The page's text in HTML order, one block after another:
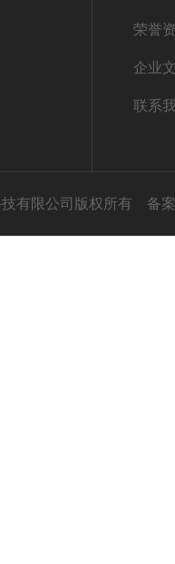
荣誉
企业
联系
有限公司版权所有 备